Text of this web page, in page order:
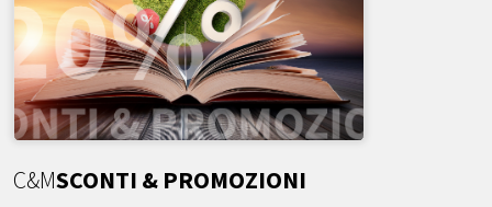
C&MSCONTI & PROMOZIONI